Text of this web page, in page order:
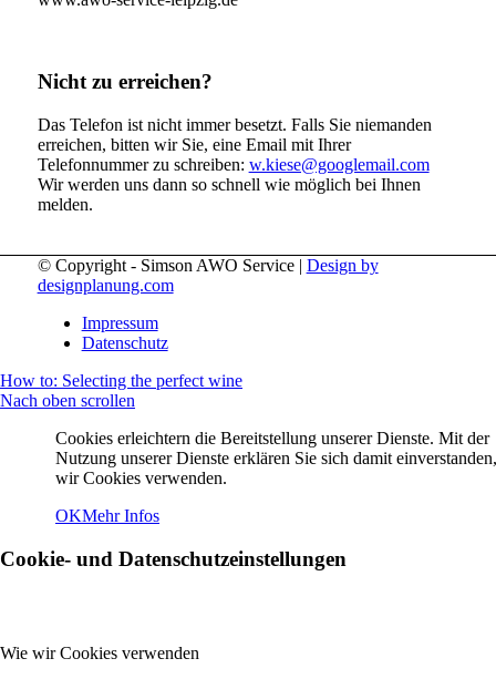
Nicht zu erreichen?
Das Telefon ist nicht immer besetzt. Falls Sie niemanden
erreichen, bitten wir Sie, eine Email mit Ihrer
Telefonnummer zu schreiben: w.kiese@googlemail.com
Wir werden uns dann so schnell wie möglich bei Ihnen
melden.
© Copyright - Simson AWO Service | Design by
designplanung.com
Impressum
Datenschutz
How to: Selecting the perfect wine
Nach oben scrollen
Cookies erleichtern die Bereitstellung unserer Dienste. Mit der
Nutzung unserer Dienste erklären Sie sich damit
wir Cookies verwenden.
OKMehr Infos
Cookie- und Datenschutzeinstellungen
Wie wir Cookies verwenden